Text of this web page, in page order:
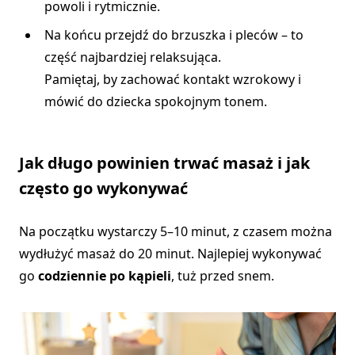
powoli i rytmicznie.
Na końcu przejdź do brzuszka i pleców – to
część najbardziej relaksująca.
Pamiętaj, by zachować kontakt wzrokowy i
mówić do dziecka spokojnym tonem.
Jak długo powinien trwać masaż i jak
często go wykonywać
Na początku wystarczy 5–10 minut, z czasem można
wydłużyć masaż do 20 minut. Najlepiej wykonywać
go codziennie po kąpieli, tuż przed snem.